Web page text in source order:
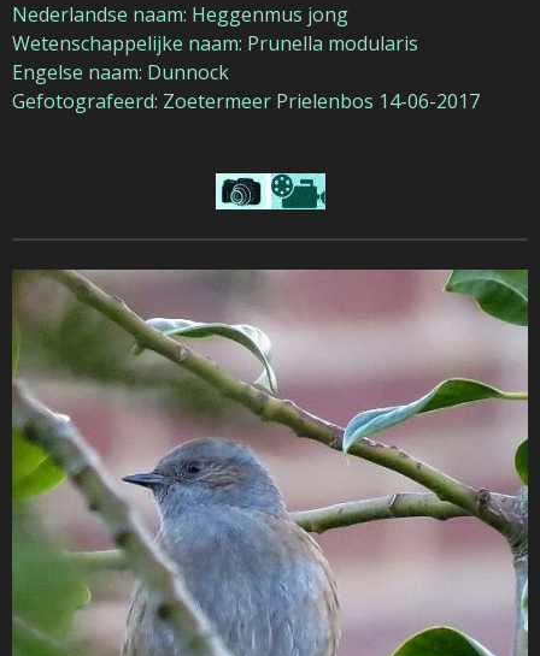
Nederlandse naam: Heggenmus jong
Wetenschappelijke naam: Prunella modularis
Engelse naam: Dunnock
Gefotografeerd: Zoetermeer Prielenbos 14-06-2017